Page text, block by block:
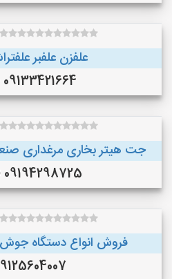
علفزن علفبر
09133421664 (کرمان )
جت هیتر بخاری مرغداری
09194298725 (سنندج )
فروش انواع دستگاه جوش
09125604007